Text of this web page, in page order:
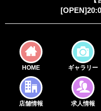
HOME ギャラリー
店舗情報 求人情報